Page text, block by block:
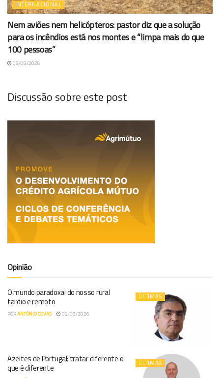
INTERNACIONAL
Nem aviões nem helicópteros: pastor diz que a solução
para os incêndios está nos montes e “limpa mais do que
100 pessoas”
05/08/2026
Discussão sobre este post
Opinião
ÚLTIMAS
O mundo paradoxal do nosso rural
tardio e remoto
PORANTÓNIO COVAS 02/08/2026
ÚLTIMAS
Azeites de Portugal: tratar diferente o
que é diferente